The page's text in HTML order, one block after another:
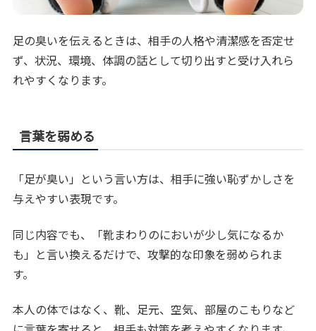
足の臭いを伝えるときは、相手の人格や清潔感を否定せ
ず、状況、環境、体調の話として切り出すと受け入れら
れやすくなります。
言葉を弱める
「足が臭い」という言い方は、相手に強い恥ずかしさを
与えやすい表現です。
同じ内容でも、「靴まわりのにおいが少し気になるか
も」と言い換えるだけで、攻撃的な印象を弱められま
す。
本人の体ではなく、靴、足元、空気、部屋のこもりなど